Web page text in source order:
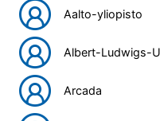
Aalto-yliopisto
Albert-Ludwigs-
Arcada